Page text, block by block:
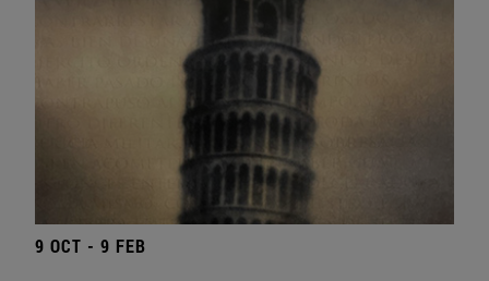
9 OCT - 9 FEB